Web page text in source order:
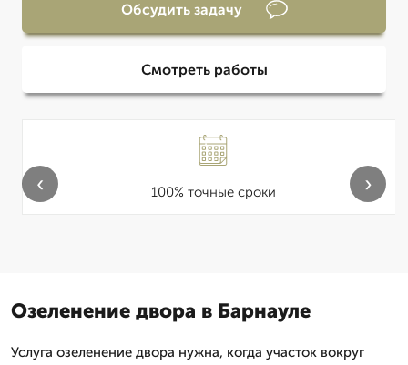
Обсудить задачу
Смотреть работы
100% точные сроки
‹ ›
Озеленение двора в Барнауле
Услуга озеленение двора нужна, когда участок вокруг